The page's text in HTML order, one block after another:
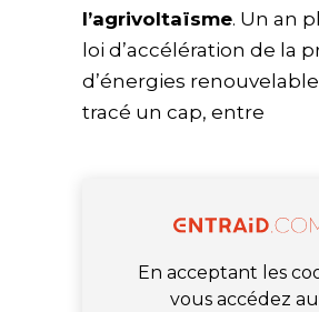
l’agrivoltaïsme. Un an
loi d’accélération de la
d’énergies
tracé un cap, entre
En acceptant les
vous accédez